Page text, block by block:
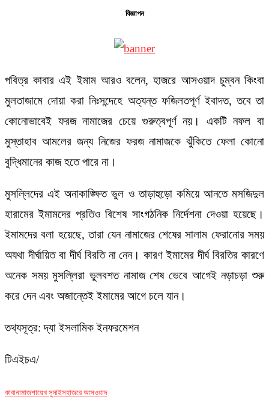
বিজ্ঞাপন
পবিত্র কাবার এই ইমাম আরও বলেন, হাজরে আসওয়াদ চুম্বন কিংবা
মুলতাজামে দোয়া করা নিঃসন্দেহে অত্যন্ত ফজিলতপূর্ণ ইবাদত, তবে তা
কোনোভাবেই ফরজ নামাজের চেয়ে গুরুত্বপূর্ণ নয়। একটি নফল বা
মুস্তাহাব আমলের জন্য নিজের ফরজ নামাজকে ঝুঁকিতে ফেলা কোনো
বুদ্ধিমানের কাজ হতে পারে না।
মুসল্লিদের এই অনাকাঙ্ক্ষিত ভুল ও তাড়াহুড়ো কমিয়ে আনতে মসজিদুল
হারামের ইমামদের প্রতিও বিশেষ সাংগঠনিক নির্দেশনা দেওয়া হয়েছে।
ইমামদের বলা হয়েছে, তারা যেন নামাজের শেষের সালাম ফেরানোর সময়
অযথা দীর্ঘায়িত বা দীর্ঘ বিরতি না নেন। কারণ ইমামের দীর্ঘ বিরতির কারণে
অনেক সময় মুসল্লিরা ভুলবশত নামাজ শেষ ভেবে আগেই নড়াচড়া শুরু
করে দেন এবং অজান্তেই ইমামের আগে চলে যান।
তথ্যসূত্র: দ্যা ইসলামিক ইনফরমেশন
টিএইচএ/
কাবানামাজশায়েখ সুদাইসহাজরে আসওয়াদ